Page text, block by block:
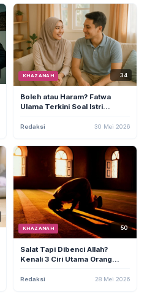
KHAZANAH 34
Boleh atau Haram? Fatwa
Ulama Terkini Soal Istri
Suami
Redaksi 30 Mei 2026
KHAZANAH 50
Salat Tapi Dibenci Allah?
Kenali 3 Ciri Utama Orang
Redaksi 28 Mei 2026